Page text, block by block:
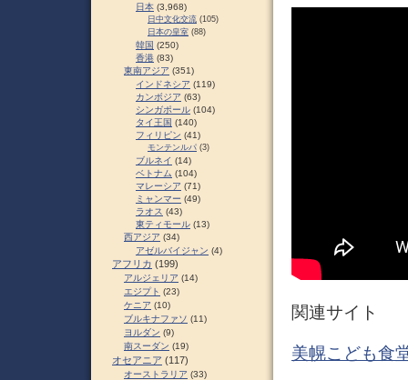
関連サイト
美幌こども食
日本 (3,968)
日中文化交流 (105)
日本の皇室 (88)
韓国 (250)
香港 (83)
東南アジア (351)
インドネシア (119)
カンボジア (63)
シンガポール (104)
タイ王国 (140)
フィリピン (41)
モンテンルパ (3)
ブルネイ (14)
ベトナム (104)
マレーシア (71)
ミャンマー (49)
ラオス (43)
東ティモール (13)
西アジア (34)
アゼルバイジャン (4)
アフリカ (199)
アルジェリア (14)
エジプト (23)
ケニア (10)
ブルキナファソ (11)
ヨルダン (9)
南スーダン (19)
オセアニア (117)
オーストラリア (33)